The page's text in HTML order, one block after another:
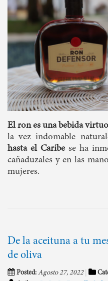
El ron es una bebida
la vez indomable
hasta el Caribese ha
cañaduzales y en las
mujeres.
De la aceituna a tu
de oliva
Posted: Agosto 27, 2022